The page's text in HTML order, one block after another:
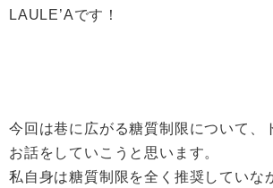
LAULE’Aです！
今回は巷に広がる糖質制限について、
お話をしていこうと思います。
私自身は糖質制限を全く推奨していな